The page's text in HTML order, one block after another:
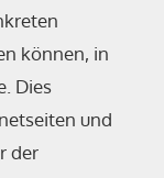
können, in
Dies
und
der